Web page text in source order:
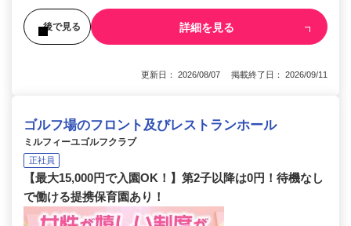
後で見る 詳細を見る
更新日： 2026/08/07 掲載終了日： 2026/09/11
ゴルフ場のフロント及びレストランホール
ミルフィーユゴルフクラブ
正社員
【最大15,000円で入園OK！】第2子以降は0円！待機なし
で働ける提携保育園あり！